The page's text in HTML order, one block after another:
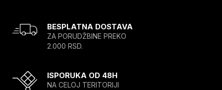
BESPLATNA DOSTAVA
ZA PORUDŽBINE PREKO
2.000 RSD.
ISPORUKA OD 48H
NA CELOJ TERITORIJI